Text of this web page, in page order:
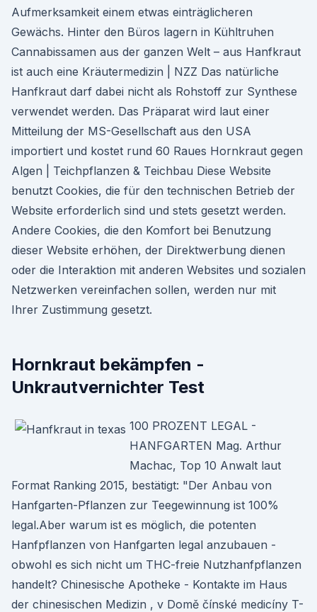
Aufmerksamkeit einem etwas einträglicheren
Gewächs. Hinter den Büros lagern in Kühltruhen
Cannabissamen aus der ganzen Welt – aus Hanfkraut
ist auch eine Kräutermedizin | NZZ Das natürliche
Hanfkraut darf dabei nicht als Rohstoff zur Synthese
verwendet werden. Das Präparat wird laut einer
Mitteilung der MS-Gesellschaft aus den USA
importiert und kostet rund 60 Raues Hornkraut gegen
Algen | Teichpflanzen & Teichbau Diese Website
benutzt Cookies, die für den technischen Betrieb der
Website erforderlich sind und stets gesetzt werden.
Andere Cookies, die den Komfort bei Benutzung
dieser Website erhöhen, der Direktwerbung dienen
oder die Interaktion mit anderen Websites und sozialen
Netzwerken vereinfachen sollen, werden nur mit
Ihrer Zustimmung gesetzt.
Hornkraut bekämpfen -
Unkrautvernichter Test
100 PROZENT LEGAL -
HANFGARTEN Mag. Arthur
Machac, Top 10 Anwalt laut
Format Ranking 2015, bestätigt: "Der Anbau von
Hanfgarten-Pflanzen zur Teegewinnung ist 100%
legal.Aber warum ist es möglich, die potenten
Hanfpflanzen von Hanfgarten legal anzubauen -
obwohl es sich nicht um THC-freie Nutzhanfpflanzen
handelt? Chinesische Apotheke - Kontakte im Haus
der chinesischen Medizin , v Domě čínské medicíny T-